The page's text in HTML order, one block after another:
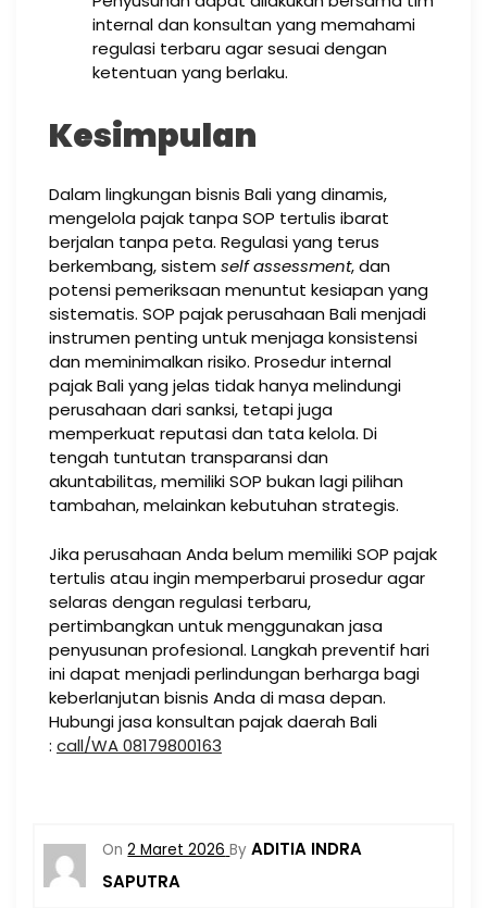
internal dan konsultan yang memahami
regulasi terbaru agar sesuai dengan
ketentuan yang berlaku.
Kesimpulan
Dalam lingkungan bisnis Bali yang dinamis,
mengelola pajak tanpa SOP tertulis ibarat
berjalan tanpa peta. Regulasi yang terus
berkembang, sistemself assessment, dan
potensi pemeriksaan menuntut kesiapan yang
sistematis. SOP pajak perusahaan Bali menjadi
instrumen penting untuk menjaga konsistensi
dan meminimalkan risiko. Prosedur internal
pajak Bali yang jelas tidak hanya melindungi
perusahaan dari sanksi, tetapi juga
memperkuat reputasi dan tata kelola. Di
tengah tuntutan transparansi dan
akuntabilitas, memiliki SOP bukan lagi pilihan
tambahan, melainkan kebutuhan strategis.
Jika perusahaan Anda belum memiliki SOP pajak
tertulis atau ingin memperbarui prosedur agar
selaras dengan regulasi terbaru,
pertimbangkan untuk menggunakan jasa
penyusunan profesional. Langkah preventif hari
ini dapat menjadi perlindungan berharga bagi
keberlanjutan bisnis Anda di masa depan.
Hubungi jasa konsultan pajak daerah Bali
: call/WA 08179800163
On2 Maret 2026 ByADITIA INDRA
SAPUTRA